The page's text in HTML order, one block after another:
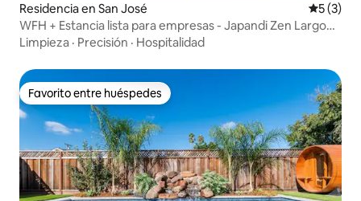
Residencia en San José
5 (3)
WFH + Estancia lista para empresas - Japandi Zen Largo
Plazo
Limpieza · Precisión · Hospitalidad
Favorito entre huéspedes
Favorito entre huéspedes